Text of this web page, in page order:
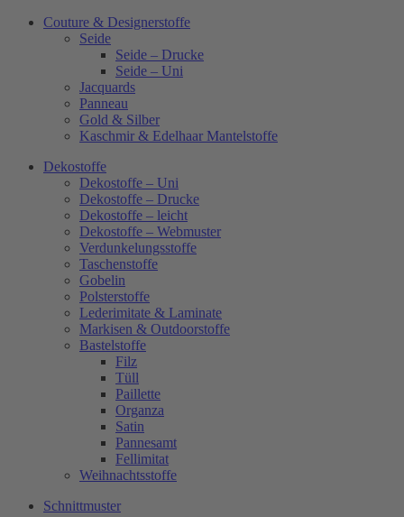
Couture & Designerstoffe
Seide
Seide – Drucke
Seide – Uni
Jacquards
Panneau
Gold & Silber
Kaschmir & Edelhaar Mantelstoffe
Dekostoffe
Dekostoffe – Uni
Dekostoffe – Drucke
Dekostoffe – leicht
Dekostoffe – Webmuster
Verdunkelungsstoffe
Taschenstoffe
Gobelin
Polsterstoffe
Lederimitate & Laminate
Markisen & Outdoorstoffe
Bastelstoffe
Filz
Tüll
Paillette
Organza
Satin
Pannesamt
Fellimitat
Weihnachtsstoffe
Schnittmuster